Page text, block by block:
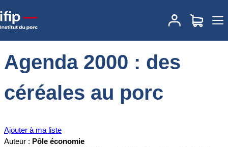
Accueil Agenda 2000 : des céréales au porc
Agenda 2000 : des
céréales au porc
Ajouter à ma liste
Auteur : Pôle économie